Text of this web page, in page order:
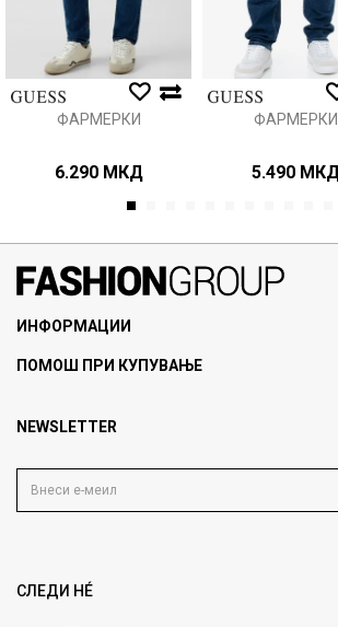
ИСПРАТИ
ФАРМЕРКИ
6.290 МКД
ФАРМЕРКИ
5.490
1
ИНФОРМАЦИИ
За нас
Продавници
Блог
Gift Card
ПОМОШ ПРИ КУПУВАЊЕ
Политика на приватност
Како да купите
Замена и рефундација на производи
NEWSLETTER
СЛЕДИ НÉ